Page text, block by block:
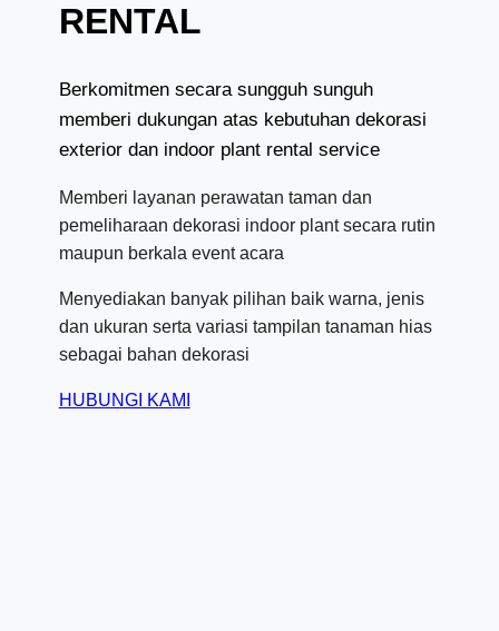
RENTAL
Berkomitmen secara sungguh sunguh
memberi dukungan atas kebutuhan dekorasi
exterior dan indoor plant rental service
Memberi layanan perawatan taman dan
pemeliharaan dekorasi indoor plant secara rutin
maupun berkala event acara
Menyediakan banyak pilihan baik warna, jenis
dan ukuran serta variasi tampilan tanaman hias
sebagai bahan dekorasi
HUBUNGI KAMI